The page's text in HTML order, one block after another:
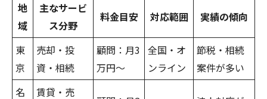
地
域
主なサービ
ス分野
料金目安 対応範囲 実績の傾向
東
京
売却・投
資・相続
顧問：月3
万円～
全国・オ
ンライン
節税・相続
案件が多い
名
賃貸・売